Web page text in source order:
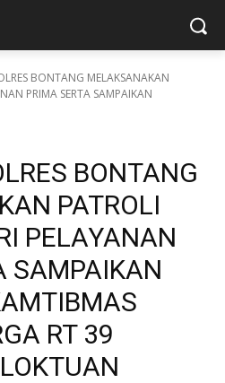
BONTANG MELAKSANAKAN
PRIMA SERTA SAMPAIKAN
BONTANG
PATROLI
PELAYANAN
SAMPAIKAN
RT 39